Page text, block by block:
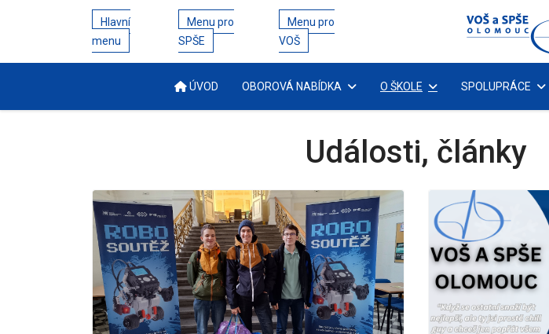
Hlavní
menu
Menu pro
SPŠE
Menu pro
VOŠ
ÚVOD OBOROVÁ NABÍDKA O ŠKOLE SPOLUPRÁCE
Události, články